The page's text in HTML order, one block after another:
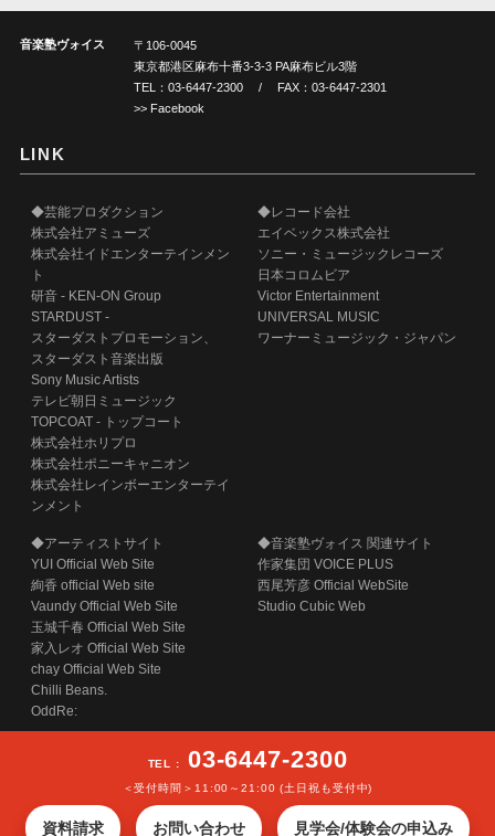
音楽塾ヴォイス
〒106-0045
東京都港区麻布十番3-3-3 PA麻布ビル3階
TEL： 03-6447-2300/ FAX：03-6447-2301
>> Facebook
LINK
◆芸能プロダクション
株式会社アミューズ
株式会社イドエンターテインメン
ト
研音 - KEN-ON Group
STARDUST -
スターダストプロモーション、
スターダスト音楽出版
Sony Music Artists
テレビ朝日ミュージック
TOPCOAT - トップコート
株式会社ホリプロ
株式会社ポニーキャニオン
株式会社レインボーエンターテイ
ンメント
◆レコード会社
エイベックス株式会社
ソニー・ミュージックレコーズ
日本コロムビア
Victor Entertainment
UNIVERSAL MUSIC
ワーナーミュージック・ジャパン
◆アーティストサイト
YUI Official Web Site
絢香 official Web site
Vaundy Official Web Site
玉城千春 Official Web Site
家入レオ Official Web Site
chay Official Web Site
Chilli Beans.
OddRe:
◆音楽塾ヴォイス 関連サイト
作家集団 VOICE PLUS
西尾芳彦 Official WebSite
Studio Cubic Web
COPYRIGHT (C) SECOND STAGE INC. ALL RIGHTS RESERVED.
TEL : 03-6447-2300
＜受付時間＞11:00～21:00 (土日祝も受付中)
資料請求 お問い合わせ 見学会/体験会の申込み